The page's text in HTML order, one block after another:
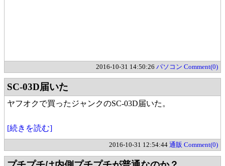
2016-10-31 14:50:26 パソコン Comment(0)
SC-03D届いた
ヤフオクで買ったジャンクのSC-03D届いた。
[続きを読む]
2016-10-31 12:54:44 通販 Comment(0)